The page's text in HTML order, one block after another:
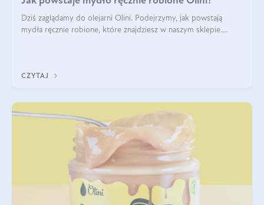
Dziś zaglądamy do olejarni Olini. Podejrzymy, jak powstają
mydła ręcznie robione, które znajdziesz w naszym sklepie.
CZYTAJ